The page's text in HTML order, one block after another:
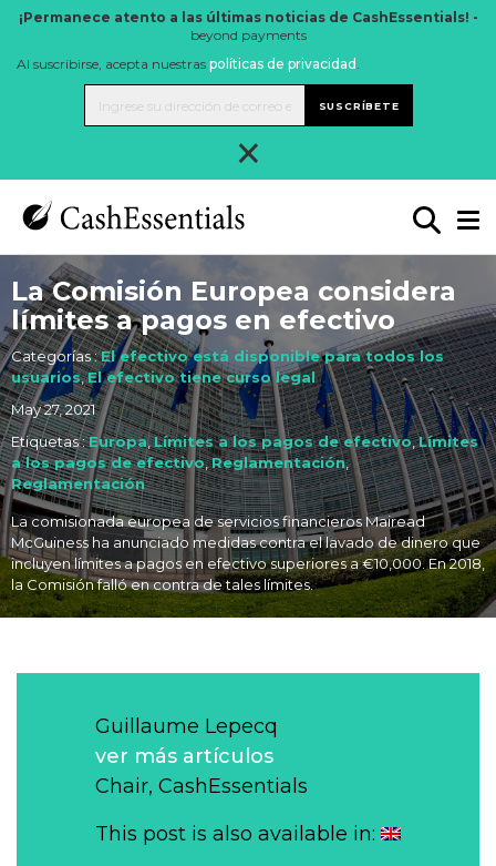
¡Permanece atento a las últimas noticias de CashEssentials! -
beyond payments
Al suscribirse, acepta nuestras políticas de privacidad .
SUSCRÍBETE
×
La Comisión Europea considera
límites a pagos en efectivo
Categorías :El efectivo está disponible para todos los
usuarios,El efectivo tiene curso legal
May 27, 2021
Etiquetas :Europa,Límites a los pagos de efectivo,Límites
a los pagos de efectivo,Reglamentación,
Reglamentación
La comisionada europea de servicios financieros Mairead
McGuiness ha anunciado medidas contra el lavado de dinero que
incluyen límites a pagos en efectivo superiores a €10,000. En 2018,
la Comisión falló en contra de tales límites.
Guillaume Lepecq
ver más artículos
Chair, CashEssentials
This post is also available in: